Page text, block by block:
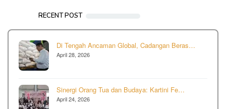
RECENT POST
Di Tengah Ancaman Global, Cadangan Beras…
April 28, 2026
Sinergi Orang Tua dan Budaya: Kartini Fe…
April 24, 2026